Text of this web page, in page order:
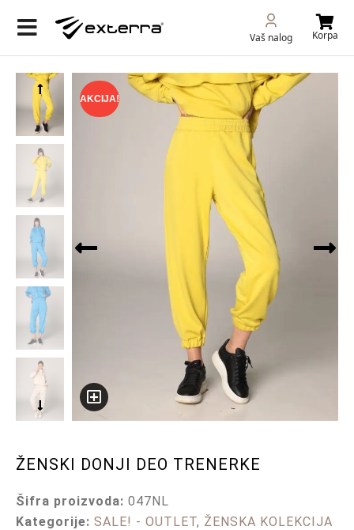
Vaš nalog Korpa
AKCIJA!
ŽENSKI DONJI DEO TRENERKE
Šifra proizvoda: 047NL
Kategorije: SALE! - OUTLET, ŽENSKA KOLEKCIJA